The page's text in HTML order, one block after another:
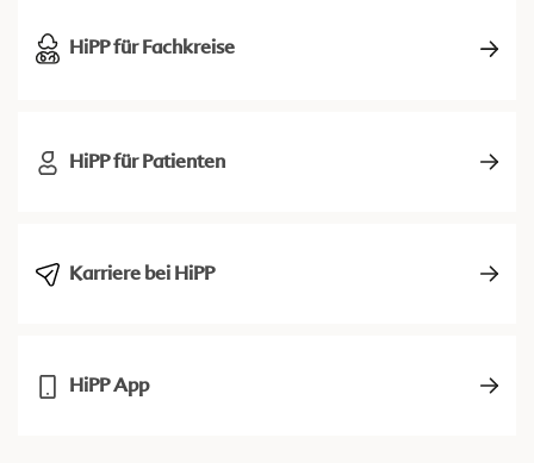
HiPP für Fachkreise
HiPP für Patienten
Karriere bei HiPP
HiPP App